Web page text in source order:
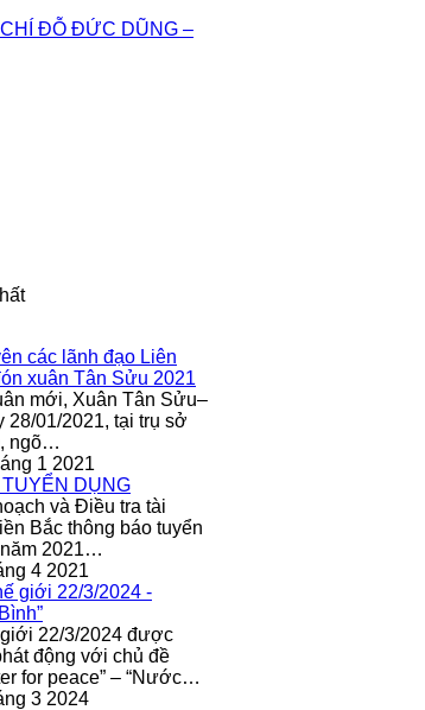
ĐỖ ĐỨC DŨNG –
mới, Xuân Tân Sửu–
28/01/2021, tại trụ sở
ngõ…
1 2021
và Điều tra tài
Bắc thông báo tuyển
2021…
4 2021
22/3/2024 được
động với chủ đề
for peace” – “Nước…
3 2024